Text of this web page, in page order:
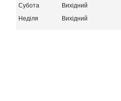
Субота
Вихідний
Неділя
Вихідний